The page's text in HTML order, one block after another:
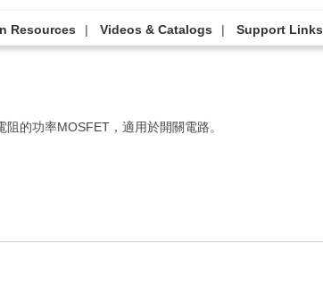
Resources Videos & Catalogs Support Links
的功率MOSFET，適用於開關電路。